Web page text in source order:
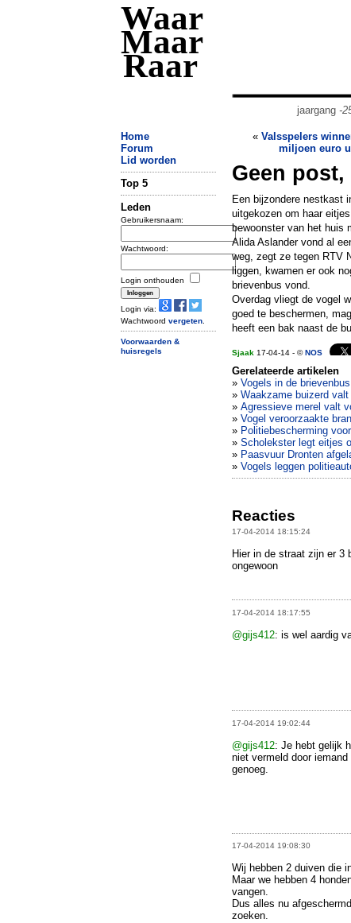
Waar
Maar
Raar
jaargang -
Home
Forum
Lid worden
Top 5
Leden
Gebruikersnaam:
Wachtwoord:
Login onthouden
Login via:
Wachtwoord vergeten
Voorwaarden &
huisregels
« Valsspelers
miljoen euro
Geen
Een bijzondere nestkast
uitgekozen om haar
bewoonster van het huis
Alida Aslander vond al
weg, zegt ze tegen RTV
liggen, kwamen er ook
brievenbus vond.
Overdag vliegt de vogel
goed te beschermen,
heeft een bak naast de
Sjaak 17-04-14 - ©NOS
Gerelateerde artikelen
» Vogels in de brievenbus
» Waakzame buizerd
» Agressieve merel valt
» Vogel veroorzaakte
» Politiebescherming
» Scholekster legt eitjes
» Paasvuur Dronten
» Vogels leggen
Reacties
17-04-2014 18:15:24
Hier in de straat zijn er 3
ongewoon
17-04-2014 18:17:55
@gijs412: is wel aardig
17-04-2014 19:02:44
@gijs412: Je hebt gelijk
niet vermeld door
genoeg.
17-04-2014 19:08:30
Wij hebben 2 duiven die
Maar we hebben 4
vangen.
Dus alles nu
zoeken.